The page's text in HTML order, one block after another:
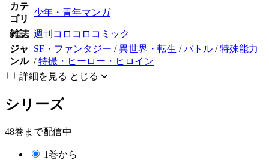
カテ
ゴリ
少年・青年マンガ
雑誌 週刊コロコロコミック
ジャ
ンル
SF・ファンタジー /異世界・転生 /バトル /特殊能力
/特撮・ヒーロー・ヒロイン
詳細を見る とじる
シリーズ
48巻まで配信中
1巻から